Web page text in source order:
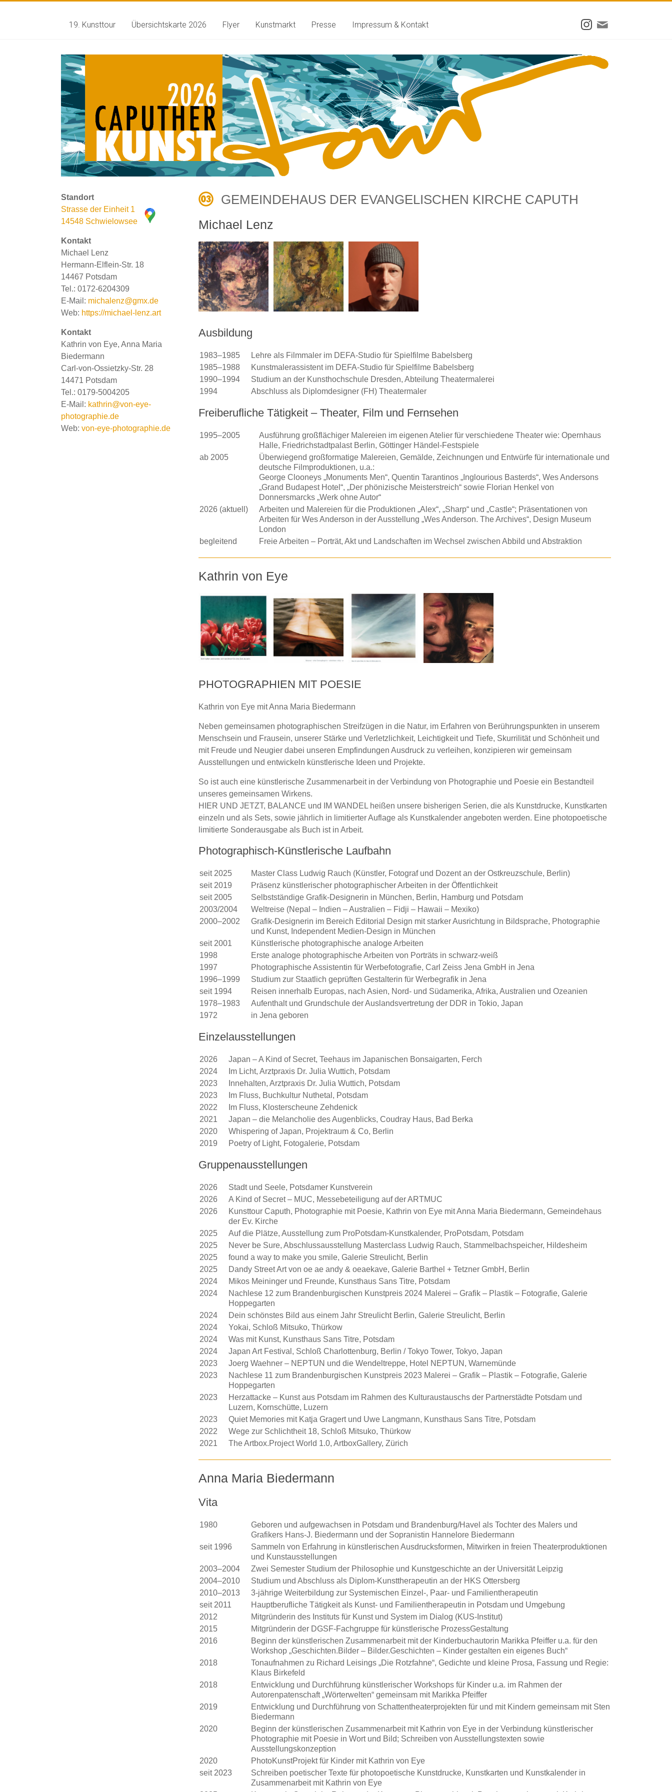
19. Kunsttour Übersichtskarte 2026 Flyer Kunstmarkt Presse Impressum & Kontakt
GEMEINDEHAUS DER EVANGELISCHEN KIRCHE CAPUTH
Michael Lenz
Ausbildung
1983–1985
Lehre als Filmmaler im DEFA-Studio für Spielfilme Babelsberg
1985–1988
Kunstmalerassistent im DEFA-Studio für Spielfilme Babelsberg
1990–1994
Studium an der Kunsthochschule Dresden, Abteilung Theatermalerei
1994
Abschluss als Diplomdesigner (FH) Theatermaler
Freiberufliche Tätigkeit – Theater, Film und Fernsehen
1995–2005
Ausführung großflächiger Malereien im eigenen Atelier für verschiedene Theater wie: Opernhaus
Halle, Friedrichstadtpalast Berlin, Göttinger Händel-Festspiele
ab 2005
Überwiegend großformatige Malereien, Gemälde, Zeichnungen und Entwürfe für internationale und
deutsche Filmproduktionen, u.a.:
George Clooneys „Monuments Men“, Quentin Tarantinos „Inglourious Basterds“, Wes Andersons
„Grand Budapest Hotel“, „Der phönizische Meisterstreich“ sowie Florian Henkel von
Donnersmarcks „Werk ohne Autor“
2026 (aktuell)
Arbeiten und Malereien für die Produktionen „Alex“, „Sharp“ und „Castle“; Präsentationen von
Arbeiten für Wes Anderson in der Ausstellung „Wes Anderson. The Archives“, Design Museum
London
begleitend
Freie Arbeiten – Porträt, Akt und Landschaften im Wechsel zwischen Abbild und Abstraktion
Kathrin von Eye
PHOTOGRAPHIEN MIT POESIE
Kathrin von Eye mit Anna Maria Biedermann
Neben gemeinsamen photographischen Streifzügen in die Natur, im Erfahren von Berührungspunkten in unserem
Menschsein und Frausein, unserer Stärke und Verletzlichkeit, Leichtigkeit und Tiefe, Skurrilität und Schönheit und
mit Freude und Neugier dabei unseren Empfindungen Ausdruck zu verleihen, konzipieren wir gemeinsam
Ausstellungen und entwickeln künstlerische Ideen und Projekte.
So ist auch eine künstlerische Zusammenarbeit in der Verbindung von Photographie und Poesie ein Bestandteil
unseres gemeinsamen Wirkens.
HIER UND JETZT, BALANCE und IM WANDEL heißen unsere bisherigen Serien, die als Kunstdrucke, Kunstkarten
einzeln und als Sets, sowie jährlich in limitierter Auflage als Kunstkalender angeboten werden. Eine photopoetische
limitierte Sonderausgabe als Buch ist in Arbeit.
Photographisch-Künstlerische Laufbahn
seit 2025
Master Class Ludwig Rauch (Künstler, Fotograf und Dozent an der Ostkreuzschule, Berlin)
seit 2019
Präsenz künstlerischer photographischer Arbeiten in der Öffentlichkeit
seit 2005
Selbstständige Grafik-Designerin in München, Berlin, Hamburg und Potsdam
2003/2004
Weltreise (Nepal – Indien – Australien – Fidji – Hawaii – Mexiko)
2000–2002
Grafik-Designerin im Bereich Editorial Design mit starker Ausrichtung in Bildsprache, Photographie
und Kunst, Independent Medien-Design in München
seit 2001
Künstlerische photographische analoge Arbeiten
1998
Erste analoge photographische Arbeiten von Porträts in schwarz-weiß
1997
Photographische Assistentin für Werbefotografie, Carl Zeiss Jena GmbH in Jena
1996–1999
Studium zur Staatlich geprüften Gestalterin für Werbegrafik in Jena
seit 1994
Reisen innerhalb Europas, nach Asien, Nord- und Südamerika, Afrika, Australien und Ozeanien
1978–1983
Aufenthalt und Grundschule der Auslandsvertretung der DDR in Tokio, Japan
1972
in Jena geboren
Einzelausstellungen
2026
Japan – A Kind of Secret, Teehaus im Japanischen Bonsaigarten, Ferch
2024
Im Licht, Arztpraxis Dr. Julia Wuttich, Potsdam
2023
Innehalten, Arztpraxis Dr. Julia Wuttich, Potsdam
2023
Im Fluss, Buchkultur Nuthetal, Potsdam
2022
Im Fluss, Klosterscheune Zehdenick
2021
Japan – die Melancholie des Augenblicks, Coudray Haus, Bad Berka
2020
Whispering of Japan, Projektraum & Co, Berlin
2019
Poetry of Light, Fotogalerie, Potsdam
Gruppenausstellungen
2026
Stadt und Seele, Potsdamer Kunstverein
2026
A Kind of Secret – MUC, Messebeteiligung auf der ARTMUC
2026
Kunsttour Caputh, Photographie mit Poesie, Kathrin von Eye mit Anna Maria Biedermann, Gemeindehaus
der Ev. Kirche
2025
Auf die Plätze, Ausstellung zum ProPotsdam-Kunstkalender, ProPotsdam, Potsdam
2025
Never be Sure, Abschlussausstellung Masterclass Ludwig Rauch, Stammelbachspeicher, Hildesheim
2025
found a way to make you smile, Galerie Streulicht, Berlin
2025
Dandy Street Art von oe ae andy & oeaekave, Galerie Barthel + Tetzner GmbH, Berlin
2024
Mikos Meininger und Freunde, Kunsthaus Sans Titre, Potsdam
2024
Nachlese 12 zum Brandenburgischen Kunstpreis 2024 Malerei – Grafik – Plastik – Fotografie, Galerie
Hoppegarten
2024
Dein schönstes Bild aus einem Jahr Streulicht Berlin, Galerie Streulicht, Berlin
2024
Yokai, Schloß Mitsuko, Thürkow
2024
Was mit Kunst, Kunsthaus Sans Titre, Potsdam
2024
Japan Art Festival, Schloß Charlottenburg, Berlin / Tokyo Tower, Tokyo, Japan
2023
Joerg Waehner – NEPTUN und die Wendeltreppe, Hotel NEPTUN, Warnemünde
2023
Nachlese 11 zum Brandenburgischen Kunstpreis 2023 Malerei – Grafik – Plastik – Fotografie, Galerie
Hoppegarten
2023
Herzattacke – Kunst aus Potsdam im Rahmen des Kulturaustauschs der Partnerstädte Potsdam und
Luzern, Kornschütte, Luzern
2023
Quiet Memories mit Katja Gragert und Uwe Langmann, Kunsthaus Sans Titre, Potsdam
2022
Wege zur Schlichtheit 18, Schloß Mitsuko, Thürkow
2021
The Artbox.Project World 1.0, ArtboxGallery, Zürich
Anna Maria Biedermann
Vita
1980
Geboren und aufgewachsen in Potsdam und Brandenburg/Havel als Tochter des Malers und
Grafikers Hans-J. Biedermann und der Sopranistin Hannelore Biedermann
seit 1996
Sammeln von Erfahrung in künstlerischen Ausdrucksformen, Mitwirken in freien Theaterproduktionen
und Kunstausstellungen
2003–2004
Zwei Semester Studium der Philosophie und Kunstgeschichte an der Universität Leipzig
2004–2010
Studium und Abschluss als Diplom-Kunsttherapeutin an der HKS Ottersberg
2010–2013
3-jährige Weiterbildung zur Systemischen Einzel-, Paar- und Familientherapeutin
seit 2011
Hauptberufliche Tätigkeit als Kunst- und Familientherapeutin in Potsdam und Umgebung
2012
Mitgründerin des Instituts für Kunst und System im Dialog (KUS-Institut)
2015
Mitgründerin der DGSF-Fachgruppe für künstlerische ProzessGestaltung
2016
Beginn der künstlerischen Zusammenarbeit mit der Kinderbuchautorin Marikka Pfeiffer u.a. für den
Workshop „Geschichten.Bilder – Bilder.Geschichten – Kinder gestalten ein eigenes Buch“
2018
Tonaufnahmen zu Richard Leisings „Die Rotzfahne“, Gedichte und kleine Prosa, Fassung und Regie:
Klaus Birkefeld
2018
Entwicklung und Durchführung künstlerischer Workshops für Kinder u.a. im Rahmen der
Autorenpatenschaft „Wörterwelten“ gemeinsam mit Marikka Pfeiffer
2019
Entwicklung und Durchführung von Schattentheaterprojekten für und mit Kindern gemeinsam mit Sten
Biedermann
2020
Beginn der künstlerischen Zusammenarbeit mit Kathrin von Eye in der Verbindung künstlerischer
Photographie mit Poesie in Wort und Bild; Schreiben von Ausstellungstexten sowie
Ausstellungskonzeption
2020
PhotoKunstProjekt für Kinder mit Kathrin von Eye
seit 2023
Schreiben poetischer Texte für photopoetische Kunstdrucke, Kunstkarten und Kunstkalender in
Zusammenarbeit mit Kathrin von Eye
Standort
Strasse der Einheit 1
14548 Schwielowsee
Kontakt
Michael Lenz
Hermann-Elflein-Str. 18
14467 Potsdam
Tel.: 0172-6204309
E-Mail: michalenz@gmx.de
Web: https://michael-lenz.art
Kontakt
Kathrin von Eye, Anna Maria
Biedermann
Carl-von-Ossietzky-Str. 28
14471 Potsdam
Tel.: 0179-5004205
E-Mail: kathrin@von-eye-
photographie.de
Web: von-eye-photographie.de